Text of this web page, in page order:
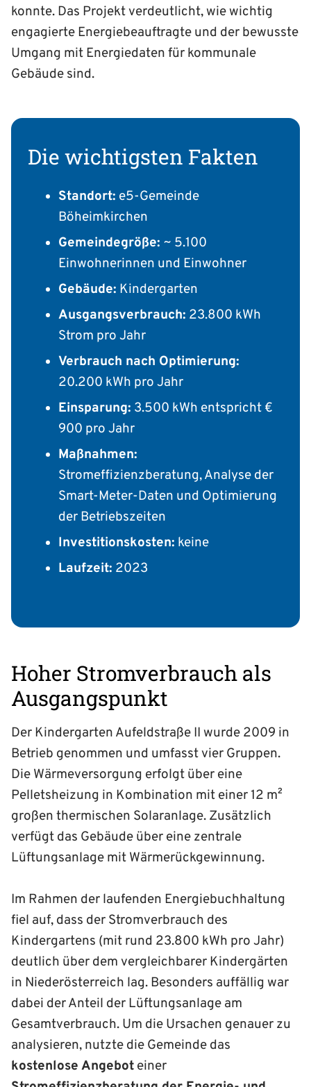
konnte. Das Projekt verdeutlicht, wie wichtig
engagierte Energiebeauftragte und der bewusste
Umgang mit Energiedaten für kommunale
Gebäude sind.
Die wichtigsten Fakten
Standort: e5-Gemeinde
Böheimkirchen
Gemeindegröße: ~ 5.100
Einwohnerinnen und Einwohner
Gebäude: Kindergarten
Ausgangsverbrauch: 23.800 kWh
Strom pro Jahr
Verbrauch nach Optimierung:
20.200 kWh pro Jahr
Einsparung: 3.500 kWh entspricht €
900 pro Jahr
Maßnahmen:
Stromeffizienzberatung, Analyse der
Smart-Meter-Daten und Optimierung
der Betriebszeiten
Investitionskosten: keine
Laufzeit: 2023
Hoher Stromverbrauch als
Ausgangspunkt
Der Kindergarten Aufeldstraße II wurde 2009 in
Betrieb genommen und umfasst vier Gruppen.
Die Wärmeversorgung erfolgt über eine
Pelletsheizung in Kombination mit einer 12 m²
großen thermischen Solaranlage. Zusätzlich
verfügt das Gebäude über eine zentrale
Lüftungsanlage mit Wärmerückgewinnung.
Im Rahmen der laufenden Energiebuchhaltung
fiel auf, dass der Stromverbrauch des
Kindergartens (mit rund 23.800 kWh pro Jahr)
deutlich über dem vergleichbarer Kindergärten
in Niederösterreich lag. Besonders auffällig war
dabei der Anteil der Lüftungsanlage am
Gesamtverbrauch. Um die Ursachen genauer zu
analysieren, nutzte die Gemeinde das
kostenlose Angebot einer